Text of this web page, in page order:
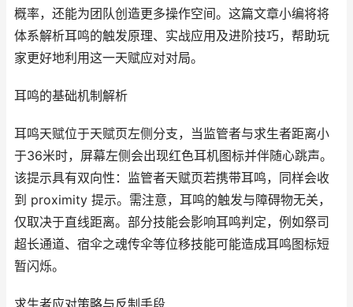
概率，还能为团队创造更多操作空间。这篇文章小编将将
体系解析耳鸣的触发原理、实战应用及进阶技巧，帮助玩
家更好地利用这一天赋应对对局。
耳鸣的基础机制解析
耳鸣天赋位于天赋页左侧分支，当监管者与求生者距离小
于36米时，屏幕左侧会出现红色耳机图标并伴随心跳声。
该提示具有双向性：监管者天赋页若携带耳鸣，同样会收
到 proximity 提示。需注意，耳鸣的触发与障碍物无关，
仅取决于直线距离。部分技能会影响耳鸣判定，例如祭司
超长通道、宿伞之魂传伞等位移技能可能造成耳鸣图标短
暂闪烁。